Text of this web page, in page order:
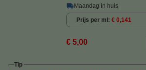
Maandag in huis
Prijs per ml € 0,141
€ 5,00
Tip